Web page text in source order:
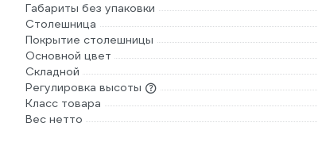
Габариты без упаковки
Столешница
Покрытие столешницы
Основной цвет
Складной
Регулировка высоты
Класс товара
Вес нетто